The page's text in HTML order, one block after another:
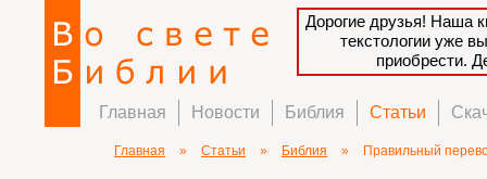
Дорогие друзья! Наша
текстологии уже
приобрести.
Главная Новости Библия Статьи
Главная » Статьи » Библия » Правильный